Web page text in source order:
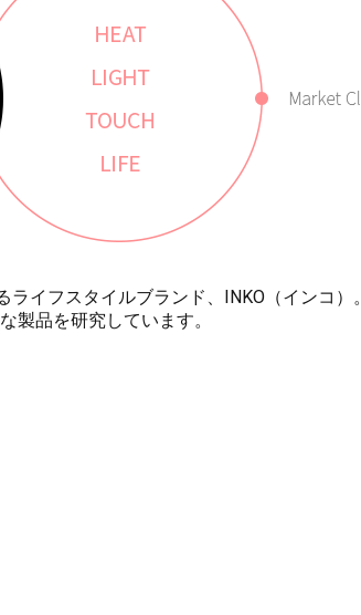
イフスタイルブランド、INKO（インコ）。
製品を研究しています。